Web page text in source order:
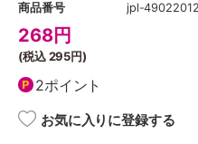
商品番号
jpl-
268円
(税込295円)
2ポイント
お気に入りに登録する